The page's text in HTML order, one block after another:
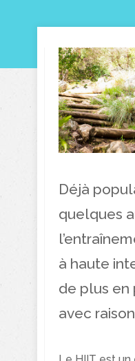
Déjà
quelques
à haute
de plus en
avec